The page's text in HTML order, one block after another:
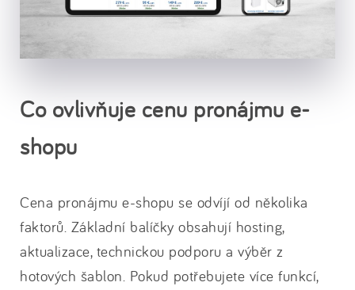
Co ovlivňuje cenu pronájmu e-
shopu
Cena pronájmu e-shopu se odvíjí od několika
faktorů. Základní balíčky obsahují hosting,
aktualizace, technickou podporu a výběr z
hotových šablon. Pokud potřebujete více funkcí,